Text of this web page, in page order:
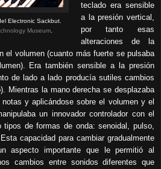
Electronic Sackbut.
Museum
teclado era sensible
a la presión vertical,
por tanto esas
alteraciones de la
el volumen (cuanto más fuerte se pulsaba
Era también sensible a la presión
de lado a lado producía sutiles cambios
Mientras la mano derecha se desplazaba
y aplicándose sobre el volumen y el
un innovador controlador con el
tipos de formas de onda: senoidal, pulso,
capacidad para cambiar gradualmente
aspecto importante que le permitió al
cambios entre sonidos diferentes que